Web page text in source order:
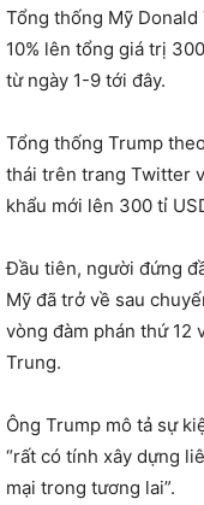
Tổng thống Mỹ
10% lên tổng giá trị
từ ngày 1-9 tới đây.
Tổng thống Trump
thái trên trang Twitter
khẩu mới lên 300 tỉ
Đầu tiên, người đứng
Mỹ đã trở về sau
vòng đàm phán thứ 12
Trung.
Ông Trump mô tả sự
“rất có tính xây dựng
mại trong tương lai”.